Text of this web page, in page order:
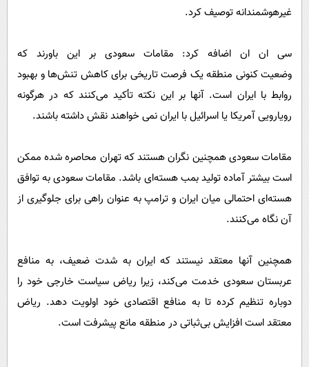
غیرهوشمندانه توصیف کرد.
سی ان ان اضافه کرد: مقامات سعودی بر این باورند که
وضعیتکنونی منطقه‌ یک فرصت تاریخی برای کاهش تنش‌ها و بهبود
روابط با ایران است. آنها بر این نکته تأکید می‌کنند که در هرگونه
رویارویی آمریکا یا اسرائیل با ایران نمی خواهند نقش داشته باشند.
مقامات سعودی همچنین نگران هستند که تهران محاصره شده ممکن
است بیشتر آماده تولید بمب هسته‌ای باشد. مقامات سعودی به توافق
هسته‌ای احتمالی میان ایران و ترامپ به عنوان راهی برای جلوگیری از
آن نگاه می‌کنند.
همچنین آنها معتقد نیستند که ایران به شدت ضعیف، به منافع
عربستان سعودی خدمت می‌کند، زیرا ریاض سیاست خارجی خود را
دوباره تنظیم کرده تا به منافع اقتصادی خود اولویت دهد. ریاض
معتقد است افزایش بی‌ثباتی در منطقه مانع پیشرفت است.